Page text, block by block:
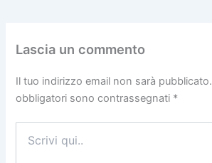
Lascia un commento
Il tuo indirizzo email non sarà pubblicato.
obbligatori sono contrassegnati *
qui..